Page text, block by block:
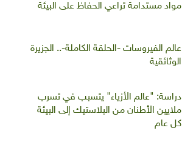
مواد مستدامة تراعي الحفاظ على البيئة
عالم الفيروسات -الحلقة الكاملة-.. الجزيرة
الوثائقية
دراسة: "عالم الأزياء" يتسبب في تسرب
ملايين الأطنان من البلاستيك إلى البيئة
كل عام